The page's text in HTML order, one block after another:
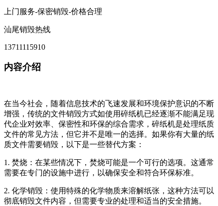
上门服务-保密销毁-价格合理
汕尾销毁热线
13711115910
内容介绍
在当今社会，随着信息技术的飞速发展和环境保护意识的不断
增强，传统的文件销毁方式如使用碎纸机已经逐渐不能满足现
代企业对效率、保密性和环保的综合需求，碎纸机是处理纸质
文件的常见方法，但它并不是唯一的选择。如果你有大量的纸
质文件需要销毁，以下是一些替代方案：
1. 焚烧：在某些情况下，焚烧可能是一个可行的选项。这通常
需要在专门的设施中进行，以确保安全和符合环保标准。
2. 化学销毁：使用特殊的化学物质来溶解纸张，这种方法可以
彻底销毁文件内容，但需要专业的处理和适当的安全措施。